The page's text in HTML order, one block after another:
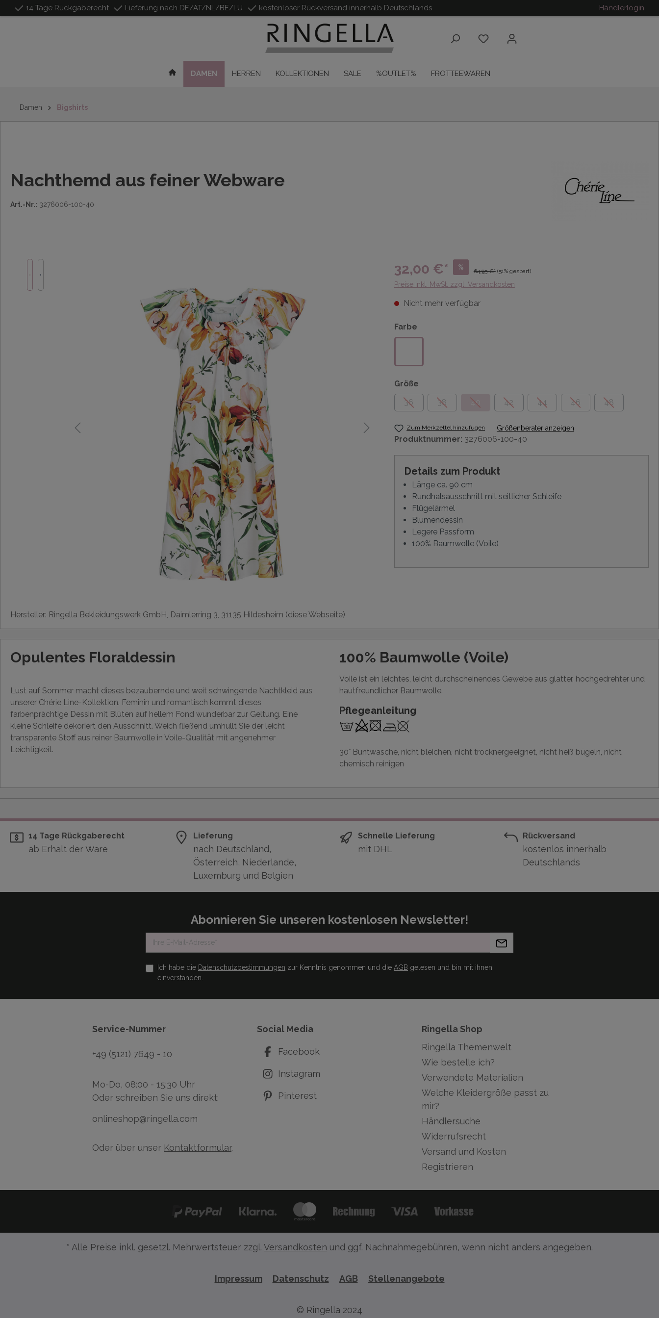
springen
14 Tage Rückgaberecht Lieferung nach DE/AT/NL/BE/LU kostenloser Rückversand innerhalb Deutschlands Händlerlogin
DAMEN HERREN KOLLEKTIONEN SALE %OUTLET% FROTTEEWAREN
Damen Bigshirts
Nachthemd aus feiner Webware
Art.-Nr.: 3276006-100-40
32,00 €* %
64,95 €* (51% gespart)
Preise inkl. MwSt. zzgl. Versandkosten
Nicht mehr verfügbar
Farbe
Größe
36
38 40 42 44 46 48
Zum Merkzettel hinzufügen Größenberater anzeigen
Produktnummer: 3276006-100-40
Details zum Produkt
Länge ca. 90 cm
Rundhalsausschnitt mit seitlicher Schleife
Flügelärmel
Blumendessin
Legere Passform
100% Baumwolle (Voile)
Hersteller: Ringella Bekleidungswerk GmbH, Daimlerring 3, 31135 Hildesheim (diese Webseite)
Opulentes Floraldessin
Lust auf Sommer macht dieses bezaubernde und weit schwingende Nachtkleid aus
unserer Chérie Line-Kollektion. Feminin und romantisch kommt dieses
farbenprächtige Dessin mit Blüten auf hellem Fond wunderbar zur Geltung. Eine
kleine Schleife dekoriert den Ausschnitt. Weich fließend umhüllt Sie der leicht
transparente Stoff aus reiner Baumwolle in Voile-Qualität mit angenehmer
Leichtigkeit.
100% Baumwolle (Voile)
Voile ist ein leichtes, leicht durchscheinendes Gewebe aus glatter, hochgedrehter und
hautfreundlicher Baumwolle.
Pflegeanleitung
30° Buntwäsche, nicht bleichen, nicht trocknergeeignet, nicht heiß bügeln, nicht
chemisch reinigen
14 Tage Rückgaberecht
ab Erhalt der Ware
Lieferung
nach Deutschland,
Österreich, Niederlande,
Luxemburg und Belgien
Schnelle Lieferung
mit DHL
Rückversand
kostenlos innerhalb
Deutschlands
Abonnieren Sie unseren kostenlosen Newsletter!
Ich habe die Datenschutzbestimmungen zur Kenntnis genommen und die AGB gelesen und bin mit ihnen
einverstanden.
Service-Nummer
+49 (5121) 7649 - 10
Mo-Do, 08:00 - 15:30 Uhr
Oder schreiben Sie uns direkt:
onlineshop@ringella.com
Oder über unser Kontaktformular.
Social Media
Facebook
Instagram
Pinterest
Ringella Shop
Ringella Themenwelt
Wie bestelle ich?
Verwendete Materialien
Welche Kleidergröße passt zu
mir?
Händlersuche
Widerrufsrecht
Versand und Kosten
Registrieren
* Alle Preise inkl. gesetzl. Mehrwertsteuer zzgl. Versandkosten und ggf. Nachnahmegebühren, wenn nicht anders angegeben.
Impressum Datenschutz AGB Stellenangebote
© Ringella 2024